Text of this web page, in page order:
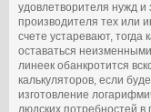
удовлетворителя нужд и
производителя тех или
счете устаревают,
оставаться
линеек обанкротится
калькуляторов, если
изготовление
людских потребностей в